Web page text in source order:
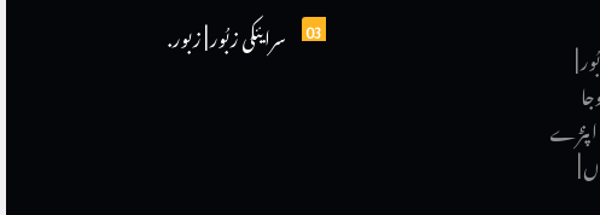
|
|
03 سرایئکی زبُور | زبور.